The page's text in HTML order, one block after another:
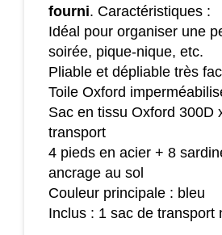
fourni. Caractéristiques :
Idéal pour organiser une
soirée, pique-nique, etc.
Pliable et dépliable très
Toile Oxford
Sac en tissu Oxford 300D
transport
4 pieds en acier + 8
ancrage au sol
Couleur principale : bleu
Inclus : 1 sac de transport